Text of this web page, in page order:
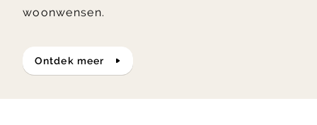
woonwensen.
ontdek meer